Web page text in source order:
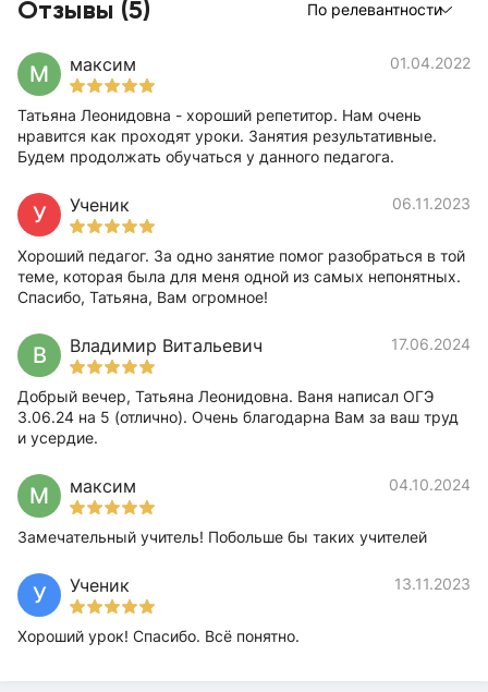
Отзывы (5) По релевантности
М максим 01.04.2022
Татьяна Леонидовна - хороший репетитор. Нам очень
нравится как проходят уроки. Занятия результативные.
Будем продолжать обучаться у данного педагога.
У Ученик 06.11.2023
Хороший педагог. За одно занятие помог разобраться в той
теме, которая была для меня одной из самых непонятных.
Спасибо, Татьяна, Вам огромное!
В Владимир Витальевич 17.06.2024
Добрый вечер, Татьяна Леонидовна. Ваня написал ОГЭ
3.06.24 на 5 (отлично). Очень благодарна Вам за ваш труд
и усердие.
М максим 04.10.2024
Замечательный учитель! Побольше бы таких учителей
У Ученик 13.11.2023
Хороший урок! Спасибо. Всё понятно.